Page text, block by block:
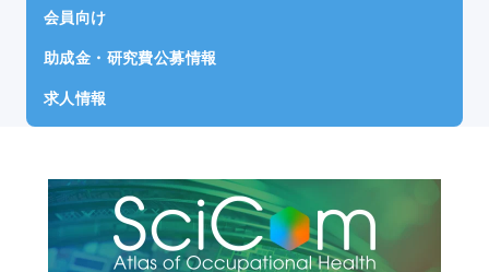
会員向け
助成金・研究費公募情報
求人情報